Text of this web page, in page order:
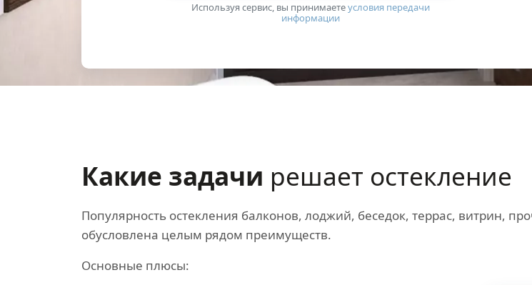
Используя сервис, вы принимаетeусловия передачи
информации
Какие задачи решает остекление
Популярность остекления балконов, лоджий, беседок, террас, витрин,
обусловлена целым рядом преимуществ.
Основные плюсы: